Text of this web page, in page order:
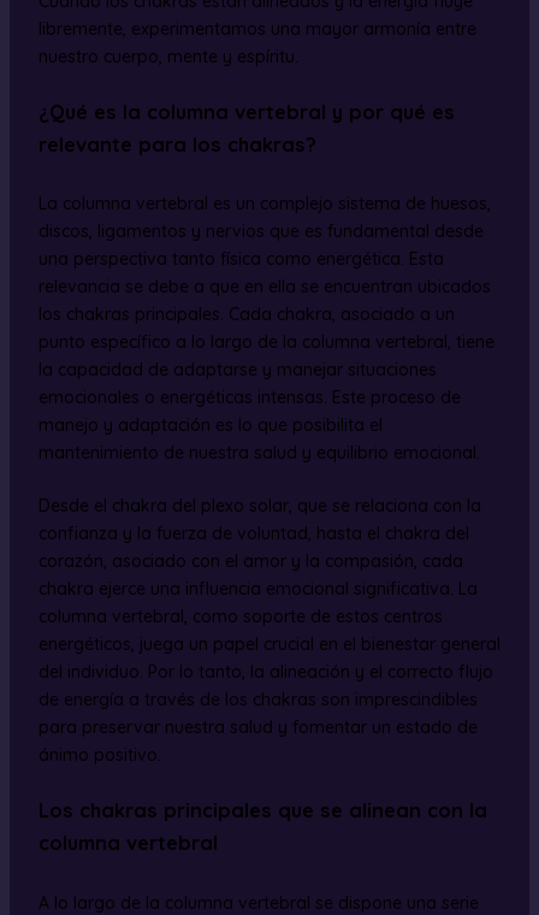
libremente, experimentamos una mayor armonía entre
nuestro cuerpo, mente y espíritu.
¿Qué es la columna vertebral y por qué es
relevante para los chakras?
La columna vertebral es un complejo sistema de huesos,
discos, ligamentos y nervios que es fundamental desde
una perspectiva tanto física como energética. Esta
relevancia se debe a que en ella se encuentran ubicados
los chakras principales. Cada chakra, asociado a un
punto específico a lo largo de la columna vertebral, tiene
la capacidad de adaptarse y manejar situaciones
emocionales o energéticas intensas. Este proceso de
manejo y adaptación es lo que posibilita el
mantenimiento de nuestra salud y equilibrio emocional.
Desde el chakra del plexo solar, que se relaciona con la
confianza y la fuerza de voluntad, hasta el chakra del
corazón, asociado con el amor y la compasión, cada
chakra ejerce una influencia emocional significativa. La
columna vertebral, como soporte de estos centros
energéticos, juega un papel crucial en el bienestar general
del individuo. Por lo tanto, la alineación y el correcto flujo
de energía a través de los chakras son imprescindibles
para preservar nuestra salud y fomentar un estado de
ánimo positivo.
Los chakras principales que se alinean con la
columna vertebral
A lo largo de la columna vertebral se dispone una serie